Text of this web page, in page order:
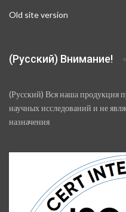
Old site version
(Русский) Внимание!
(Русский) Вся наша продукция
научных исследований и не
назначения